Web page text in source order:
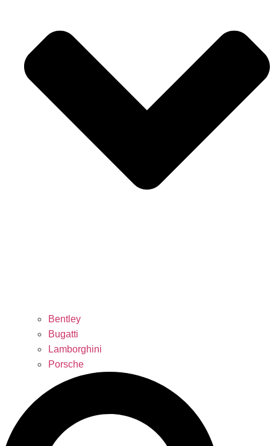
Bentley
Bugatti
Lamborghini
Porsche